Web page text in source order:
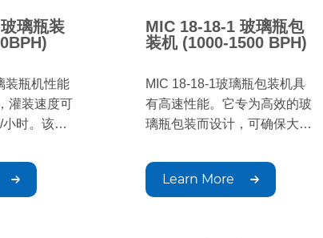
璃瓶装
装瓶机性能
灌装速度可
时。该设
准、高效和
MIC 18-18-1 玻璃瓶包
装机 (1000-1500 BPH)
MIC 18-18-1玻璃瓶包装机具
有高速性能。它专为高效的玻
璃瓶包装而设计，可确保大型
缝操作。
Learn More